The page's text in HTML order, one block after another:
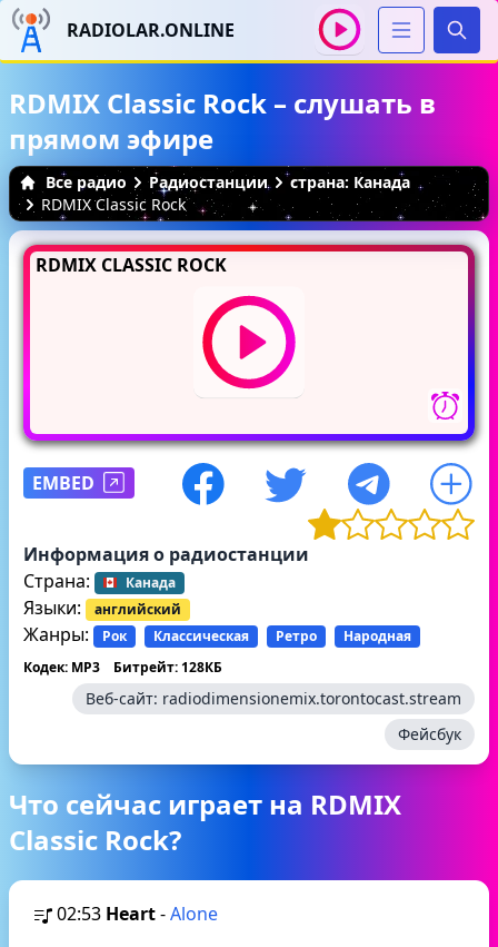
RADIOLAR.ONLINE
RDMIX Classic Rock – слушать в
прямом эфире
Все радио Радиостанции
страна: Канада
RDMIX Classic Rock
RDMIX CLASSIC ROCK
EMBED
Информация о радиостанции
Страна:
Канада
Языки: английский
Жанры: Рок Классическая Ретро
Народная
Кодек: MP3
Битрейт: 128КБ
Веб-сайт: radiodimensionemix.torontocast.stream
Фейсбук
Что сейчас играет на RDMIX
Classic Rock?
02:53 Heart-Alone